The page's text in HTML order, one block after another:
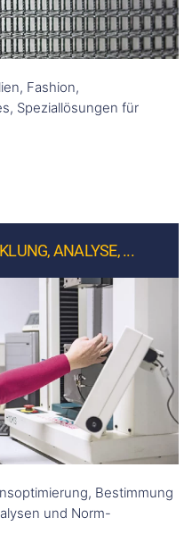
Fashion,
Speziallösungen für
ANALYSE, ...
Bestimmung
und Norm-